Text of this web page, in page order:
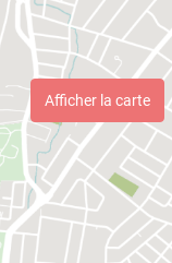
Afficher la carte